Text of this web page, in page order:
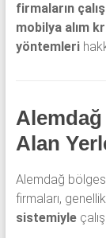
firmaların
mobilya alım
yöntemleri
Alemdağ
Alan
Alemdağ
firmaları,
sistemiyle